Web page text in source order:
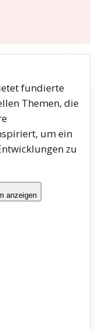
fundierte
Themen, die
um ein
zu
anzeigen